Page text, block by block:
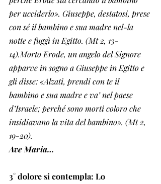
per ucciderlo». Giuseppe, destatosi, prese
con sé il bambino e sua madre nel-la
notte e fuggì in Egitto. (Mt 2, 13-
14).Morto Erode, un angelo del Signore
apparve in sogno a Giuseppe in Egitto e
gli disse: «Alzati, prendi con te il
bambino e sua madre e va’ nel paese
d’Israele; perché sono morti coloro che
insidiavano la vita del bambino». (Mt 2,
19-20).
Ave Maria…
3° dolore si contempla: Lo